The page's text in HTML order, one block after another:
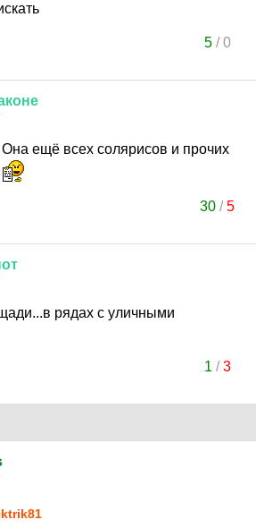
5/0
ещё всех солярисов и прочих
30 /5
рядах с уличными
1 /3